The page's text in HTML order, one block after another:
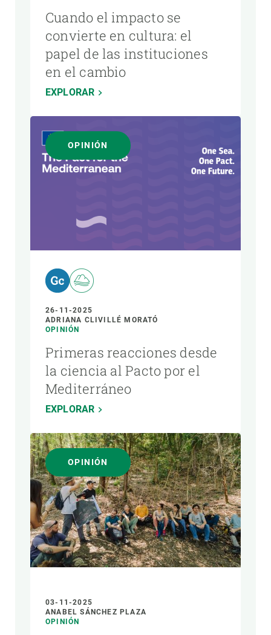
Cuando el impacto se
convierte en cultura: el
papel de las instituciones
en el cambio
EXPLORAR
OPINIÓN
26-11-2025
ADRIANA CLIVILLÉ MORATÓ
OPINIÓN
Primeras reacciones desde
la ciencia al Pacto por el
Mediterráneo
EXPLORAR
OPINIÓN
03-11-2025
ANABEL SÁNCHEZ PLAZA
OPINIÓN